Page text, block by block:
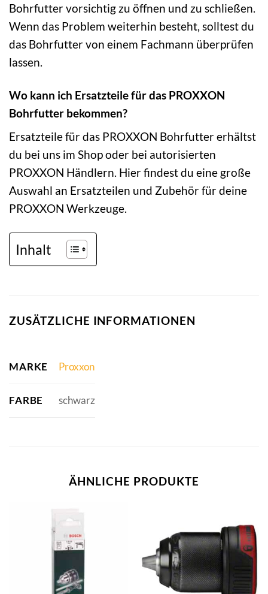
Bohrfutter vorsichtig zu öffnen und zu schließen.
Wenn das Problem weiterhin besteht, solltest du
das Bohrfutter von einem Fachmann überprüfen
lassen.
Wo kann ich Ersatzteile für das PROXXON
Bohrfutter bekommen?
Ersatzteile für das PROXXON Bohrfutter erhältst
du bei uns im Shop oder bei autorisierten
PROXXON Händlern. Hier findest du eine große
Auswahl an Ersatzteilen und Zubehör für deine
PROXXON Werkzeuge.
Inhalt
ZUSÄTZLICHE INFORMATIONEN
MARKE Proxxon
FARBE schwarz
ÄHNLICHE PRODUKTE